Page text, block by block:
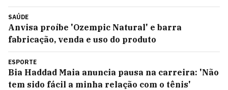
SAÚDE
Anvisa proíbe 'Ozempic Natural' e barra
fabricação, venda e uso do produto
ESPORTE
Bia Haddad Maia anuncia pausa na carreira: 'Não
tem sido fácil a minha relação com o tênis'